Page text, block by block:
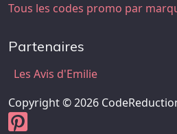
Tous les codes promo par
Partenaires
Les Avis d'Emilie
Copyright © 2026